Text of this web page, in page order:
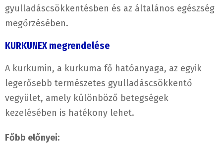
gyulladáscsökkentésben és az általános egészség
megőrzésében.
KURKUNEX megrendelése
A kurkumin, a kurkuma fő hatóanyaga, az egyik
legerősebb természetes gyulladáscsökkentő
vegyület, amely különböző betegségek
kezelésében is hatékony lehet.
Főbb előnyei: